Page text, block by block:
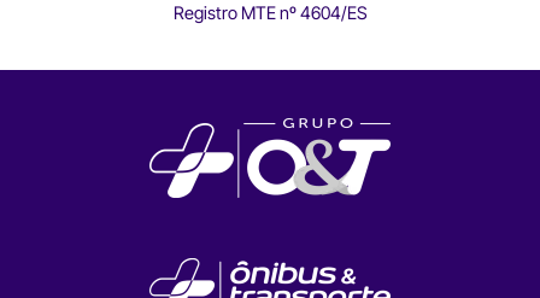
Registro MTE nº 4604/ES